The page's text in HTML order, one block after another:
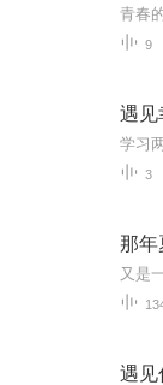
9
遇见
3
那年
遇见